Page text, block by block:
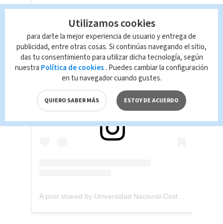
View this post on Instagram
A post shared by Universidad Nacional-CostaRica (@una.ac.cr)
Utilizamos cookies
para darte la mejor experiencia de usuario y entrega de
publicidad, entre otras cosas. Si continúas navegando el sitio,
das tu consentimiento para utilizar dicha tecnología, según
nuestra Política de cookies . Puedes cambiar la configuración
en tu navegador cuando gustes.
QUIERO SABER MÁS ESTOY DE ACUERDO